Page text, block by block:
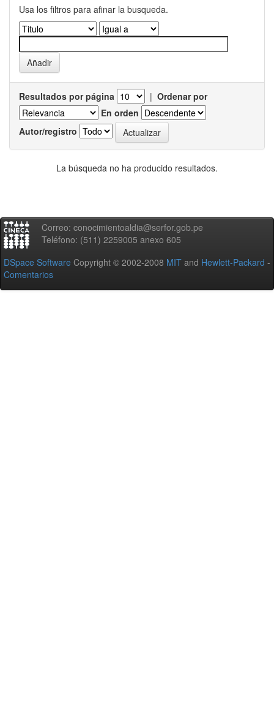
Usa los filtros para afinar la busqueda.
Resultados por página | Ordenar por
En orden
Autor/registro
La búsqueda no ha producido resultados.
Correo: conocimientoaldia@serfor.gob.pe
Teléfono: (511) 2259005 anexo 605
DSpace Software Copyright © 2002-2008 MIT and Hewlett-Packard -
Comentarios